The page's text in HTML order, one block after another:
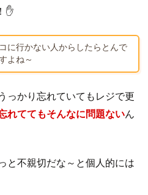
✋
に行かない人からしたらとんで
よね～
っかり忘れていてもレジで更
れててもそんなに問題ないん
と不親切だな～と個人的には